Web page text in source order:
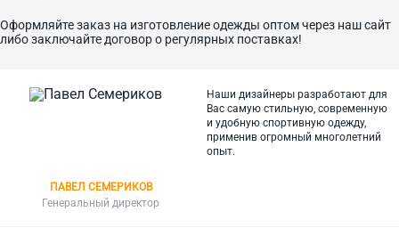
Оформляйте заказ на изготовление одежды оптом через наш сайт
либо заключайте договор о регулярных поставках!
ПАВЕЛ СЕМЕРИКОВ
Генеральный директор
Наши дизайнеры разработают для
Вас самую стильную, современную
и удобную спортивную одежду,
применив огромный многолетний
опыт.